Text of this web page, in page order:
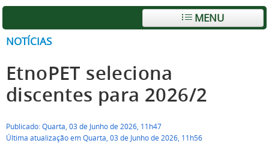
MENU
NOTÍCIAS
EtnoPET seleciona
discentes para 2026/2
Publicado: Quarta, 03 de Junho de 2026, 11h47
Última atualização em Quarta, 03 de Junho de 2026, 11h56